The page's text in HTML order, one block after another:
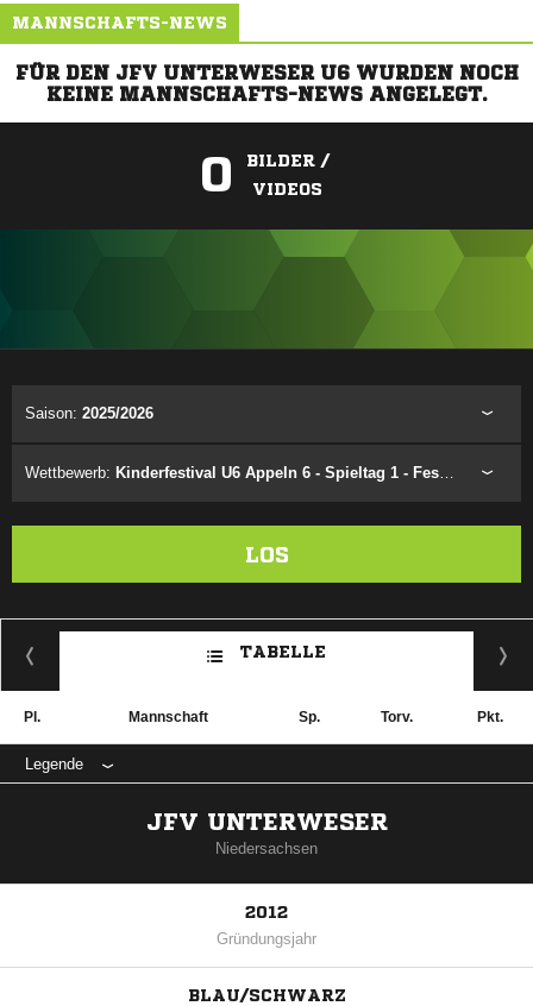
MANNSCHAFTS-NEWS
FÜR DEN JFV UNTERWESER U6 WURDEN NOCH
KEINE MANNSCHAFTS-NEWS ANGELEGT.
0
BILDER /
VIDEOS
Saison: 2025/2026
Wettbewerb: Kinderfestival U6 Appeln 6 - Spieltag 1 - Festival 1.1
LOS
TABELLE
Pl. Mannschaft Sp. Torv. Pkt.
Legende
JFV UNTERWESER
Niedersachsen
2012
Gründungsjahr
BLAU/SCHWARZ